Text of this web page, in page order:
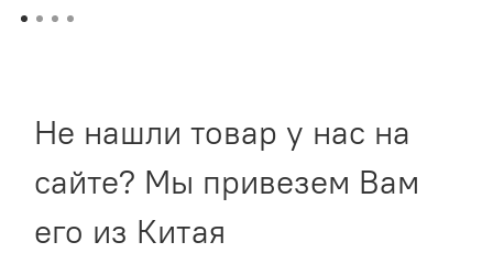
Не нашли товар у нас на
сайте? Мы привезем Вам
его из Китая